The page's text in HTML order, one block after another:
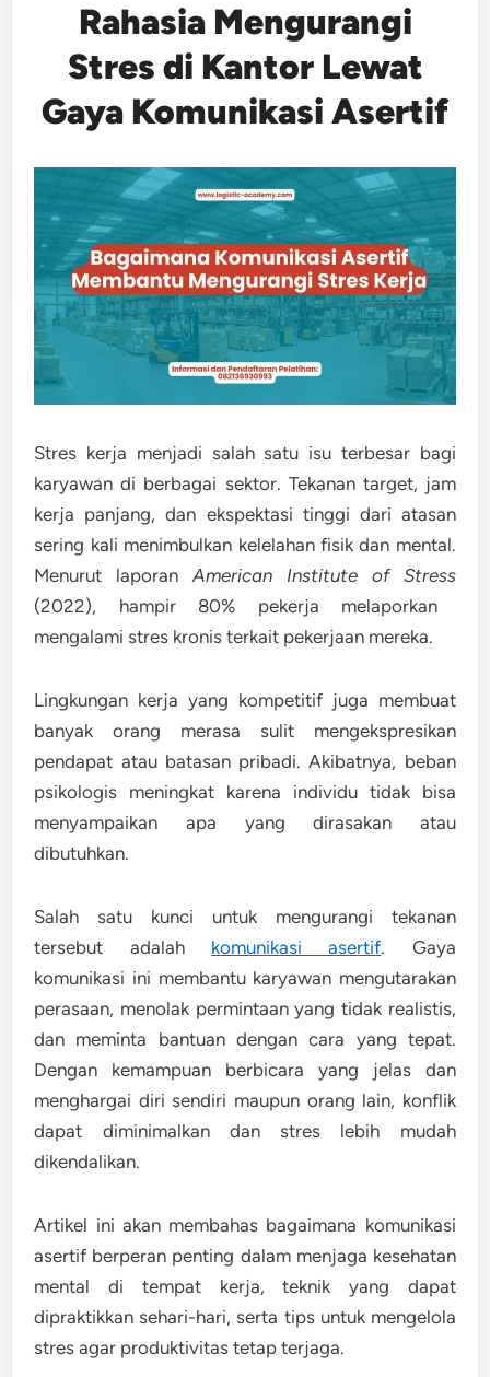
Rahasia Mengurangi
Stres di Kantor Lewat
Gaya Komunikasi Asertif
Stres kerja menjadi salah satu isu terbesar bagi
karyawan di berbagai sektor. Tekanan target, jam
kerja panjang, dan ekspektasi tinggi dari atasan
sering kali menimbulkan kelelahan fisik dan mental.
Menurut laporanAmerican Institute of Stress
(2022), hampir 80% pekerja melaporkan
mengalami stres kronis terkait pekerjaan mereka.
Lingkungan kerja yang kompetitif juga membuat
banyak orang merasa sulit mengekspresikan
pendapat atau batasan pribadi. Akibatnya, beban
psikologis meningkat karena individu tidak bisa
menyampaikan apa yang dirasakan atau
dibutuhkan.
Salah satu kunci untuk mengurangi tekanan
tersebut adalah komunikasi asertif. Gaya
komunikasi ini membantu karyawan mengutarakan
perasaan, menolak permintaan yang tidak realistis,
dan meminta bantuan dengan cara yang tepat.
Dengan kemampuan berbicara yang jelas dan
menghargai diri sendiri maupun orang lain, konflik
dapat diminimalkan dan stres lebih mudah
dikendalikan.
Artikel ini akan membahas bagaimana komunikasi
asertif berperan penting dalam menjaga kesehatan
mental di tempat kerja, teknik yang dapat
dipraktikkan sehari-hari, serta tips untuk mengelola
stres agar produktivitas tetap terjaga.